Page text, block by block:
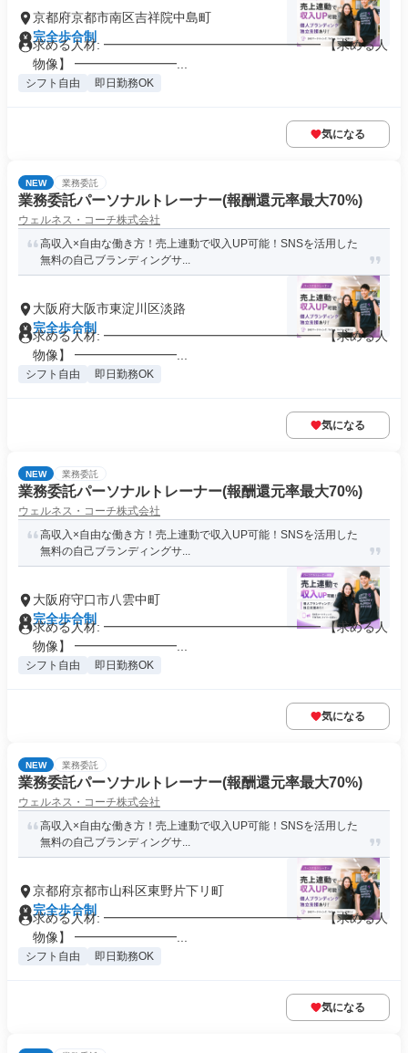
京都府京都市南区吉祥院中島町
完全歩合制
求める人材: ━━━━━━━━━━━━━━━━━ 【求める人
物像】 ━━━━━━━━...
シフト自由 即日勤務OK
気になる
NEW 業務委託
業務委託パーソナルトレーナー(報酬還元率最大70%)
ウェルネス・コーチ株式会社
高収入×自由な働き方！売上連動で収入UP可能！SNSを活用した
無料の自己ブランディングサ...
大阪府大阪市東淀川区淡路
完全歩合制
求める人材: ━━━━━━━━━━━━━━━━━ 【求める人
物像】 ━━━━━━━━...
シフト自由 即日勤務OK
気になる
NEW 業務委託
業務委託パーソナルトレーナー(報酬還元率最大70%)
ウェルネス・コーチ株式会社
高収入×自由な働き方！売上連動で収入UP可能！SNSを活用した
無料の自己ブランディングサ...
大阪府守口市八雲中町
完全歩合制
求める人材: ━━━━━━━━━━━━━━━━━ 【求める人
物像】 ━━━━━━━━...
シフト自由 即日勤務OK
気になる
NEW 業務委託
業務委託パーソナルトレーナー(報酬還元率最大70%)
ウェルネス・コーチ株式会社
高収入×自由な働き方！売上連動で収入UP可能！SNSを活用した
無料の自己ブランディングサ...
京都府京都市山科区東野片下リ町
完全歩合制
求める人材: ━━━━━━━━━━━━━━━━━ 【求める人
物像】 ━━━━━━━━...
シフト自由 即日勤務OK
気になる